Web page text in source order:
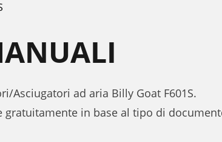
Asciugatori ad aria Billy Goat F601S.
gratuitamente in base al tipo di